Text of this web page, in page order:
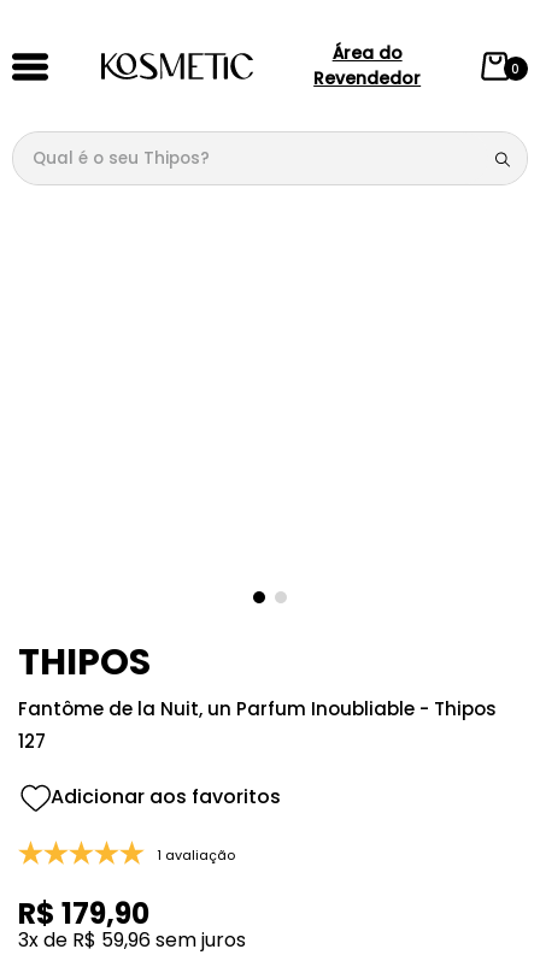
Área do
Revendedor
0
Qual é o seu Thipos?
THIPOS
Fantôme de la Nuit, un Parfum Inoubliable - Thipos
127
1 avaliação
R$ 179,90
3x de R$ 59,96sem juros